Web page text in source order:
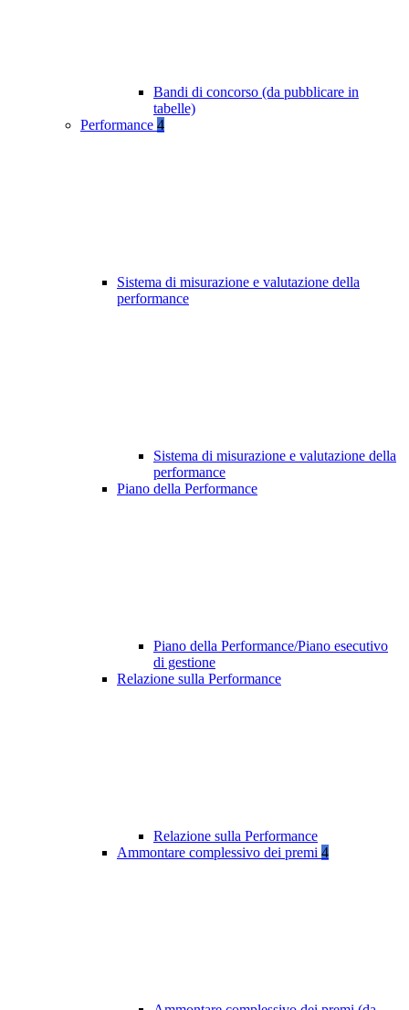
Bandi di concorso (da pubblicare in
tabelle)
Performance 4
Sistema di misurazione e valutazione della
performance
Sistema di misurazione e valutazione della
performance
Piano della Performance
Piano della Performance/Piano esecutivo
di gestione
Relazione sulla Performance
Relazione sulla Performance
Ammontare complessivo dei premi 4